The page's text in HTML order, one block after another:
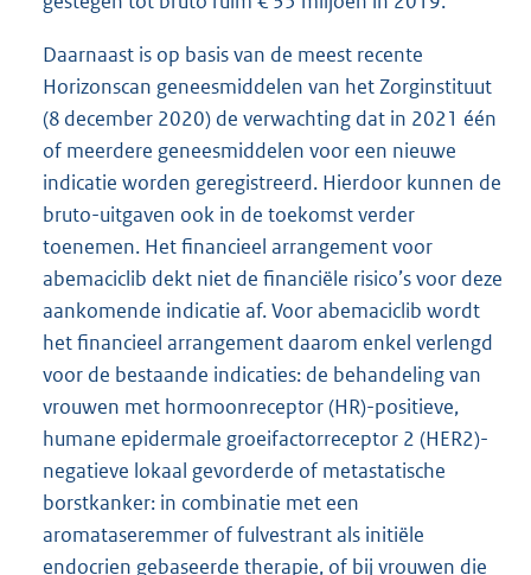
Daarnaast is op basis van de meest recente
Horizonscan geneesmiddelen van het Zorginstituut
(8 december 2020) de verwachting dat in 2021 één
of meerdere geneesmiddelen voor een nieuwe
indicatie worden geregistreerd. Hierdoor kunnen de
bruto-uitgaven ook in de toekomst verder
toenemen. Het financieel arrangement voor
abemaciclib dekt niet de financiële risico’s voor deze
aankomende indicatie af. Voor abemaciclib wordt
het financieel arrangement daarom enkel verlengd
voor de bestaande indicaties: de behandeling van
vrouwen met hormoonreceptor (HR)-positieve,
humane epidermale groeifactorreceptor 2 (HER2)-
negatieve lokaal gevorderde of metastatische
borstkanker: in combinatie met een
aromataseremmer of fulvestrant als initiële
endocrien gebaseerde therapie, of bij vrouwen die